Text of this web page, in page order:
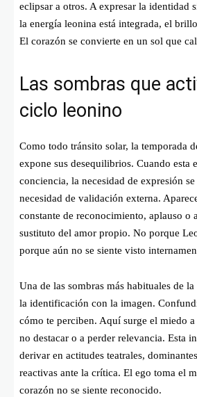
eclipsar a otros. A expresar la identidad
la energía leonina está integrada, el
El corazón se convierte en un sol que
Las sombras que
ciclo leonino
Como todo tránsito solar, la temporada
expone sus desequilibrios. Cuando esta
conciencia, la necesidad de expresión
necesidad de validación externa.
constante de reconocimiento, aplauso o
sustituto del amor propio. No porque
porque aún no se siente visto
Una de las sombras más habituales de
la identificación con la imagen.
cómo te perciben. Aquí surge el miedo
no destacar o a perder relevancia. Esta
derivar en actitudes teatrales,
reactivas ante la crítica. El ego toma el
corazón no se siente reconocido.